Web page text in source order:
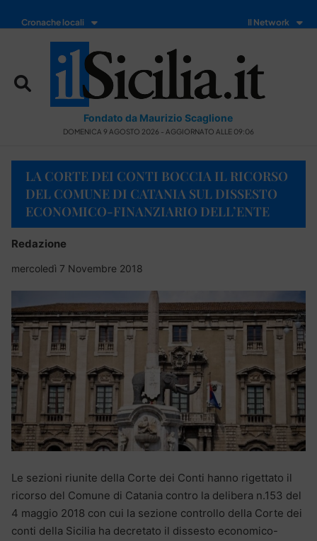
Cronache locali Il Network
Fondato da Maurizio Scaglione
DOMENICA 9 AGOSTO 2026 - AGGIORNATO ALLE 09:06
LA CORTE DEI CONTI BOCCIA IL RICORSO
DEL COMUNE DI CATANIA SUL DISSESTO
ECONOMICO-FINANZIARIO DELL’ENTE
Redazione
mercoledì 7 Novembre 2018
Le sezioni riunite della Corte dei Conti hanno rigettato il
ricorso del Comune di Catania contro la delibera n.153 del
4 maggio 2018 con cui la sezione controllo della Corte dei
conti della Sicilia ha decretato il dissesto economico-